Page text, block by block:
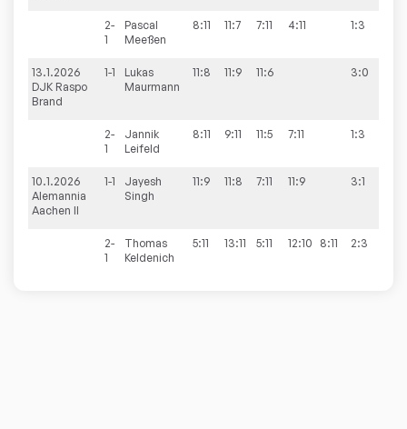
2-
1
Pascal
Meeßen
8:11 11:7 7:11 4:11 1:3
13.1.2026
DJK Raspo
Brand
1-1
Lukas
Maurmann
11:8 11:9 11:6 3:0
2-
1
Jannik
Leifeld
8:11 9:11 11:5 7:11 1:3
10.1.2026
Alemannia
Aachen II
1-1
Jayesh
Singh
11:9 11:8 7:11 11:9 3:1
2-
1
Thomas
Keldenich
5:11 13:11 5:11 12:10 8:11 2:3